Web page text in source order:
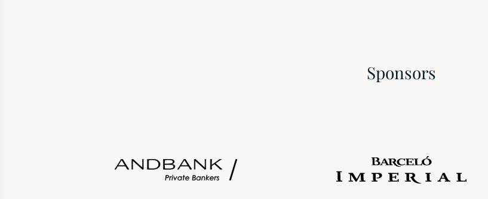
Sponsors